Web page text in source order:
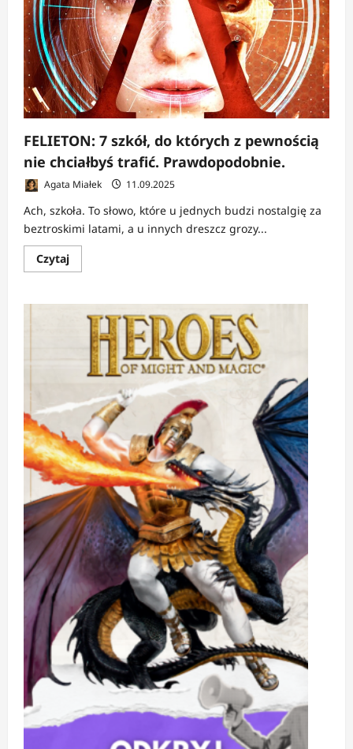
FELIETON: 7 szkół, do których z pewnością
nie chciałbyś trafić. Prawdopodobnie.
Agata Miałek 11.09.2025
Ach, szkoła. To słowo, które u jednych budzi nostalgię za
beztroskimi latami, a u innych dreszcz grozy...
CzytajDowiedz
się
FELIETON:
szkół,
których
pewnością
chciałbyś
trafić.
Prawdopodobnie.